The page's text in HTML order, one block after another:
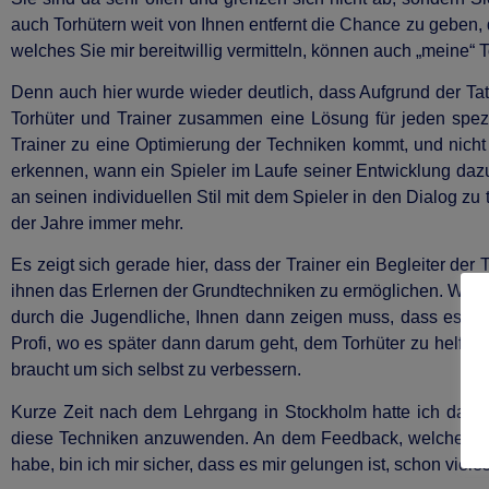
auch Torhütern weit von Ihnen entfernt die Chance zu
welches Sie mir bereitwillig vermitteln, können auch „meine“
Denn auch hier wurde wieder deutlich, dass Aufgrund der
Torhüter und Trainer zusammen eine Lösung für jeden
Trainer zu eine Optimierung der Techniken kommt, und
erkennen, wann ein Spieler im Laufe seiner Entwicklung
an seinen individuellen Stil mit dem Spieler in den Dialog
der Jahre immer mehr.
Es zeigt sich gerade hier, dass der Trainer ein Begleiter
ihnen das Erlernen der Grundtechniken zu ermöglichen.
durch die Jugendliche, Ihnen dann zeigen muss, dass es
Profi, wo es später dann darum geht, dem Torhüter zu
braucht um sich selbst zu verbessern.
Kurze Zeit nach dem Lehrgang in Stockholm hatte ich
diese Techniken anzuwenden. An dem Feedback, welches
habe, bin ich mir sicher, dass es mir gelungen ist, schon